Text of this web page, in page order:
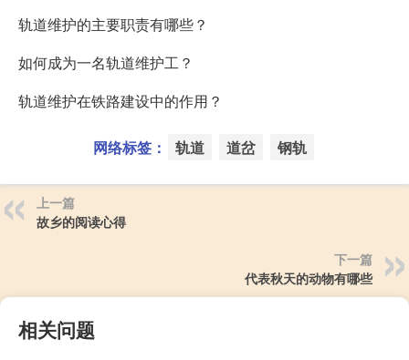
轨道维护的主要职责有哪些？
如何成为一名轨道维护工？
轨道维护在铁路建设中的作用？
网络标签： 轨道 道岔 钢轨
上一篇
故乡的阅读心得
下一篇
代表秋天的动物有哪些
相关问题